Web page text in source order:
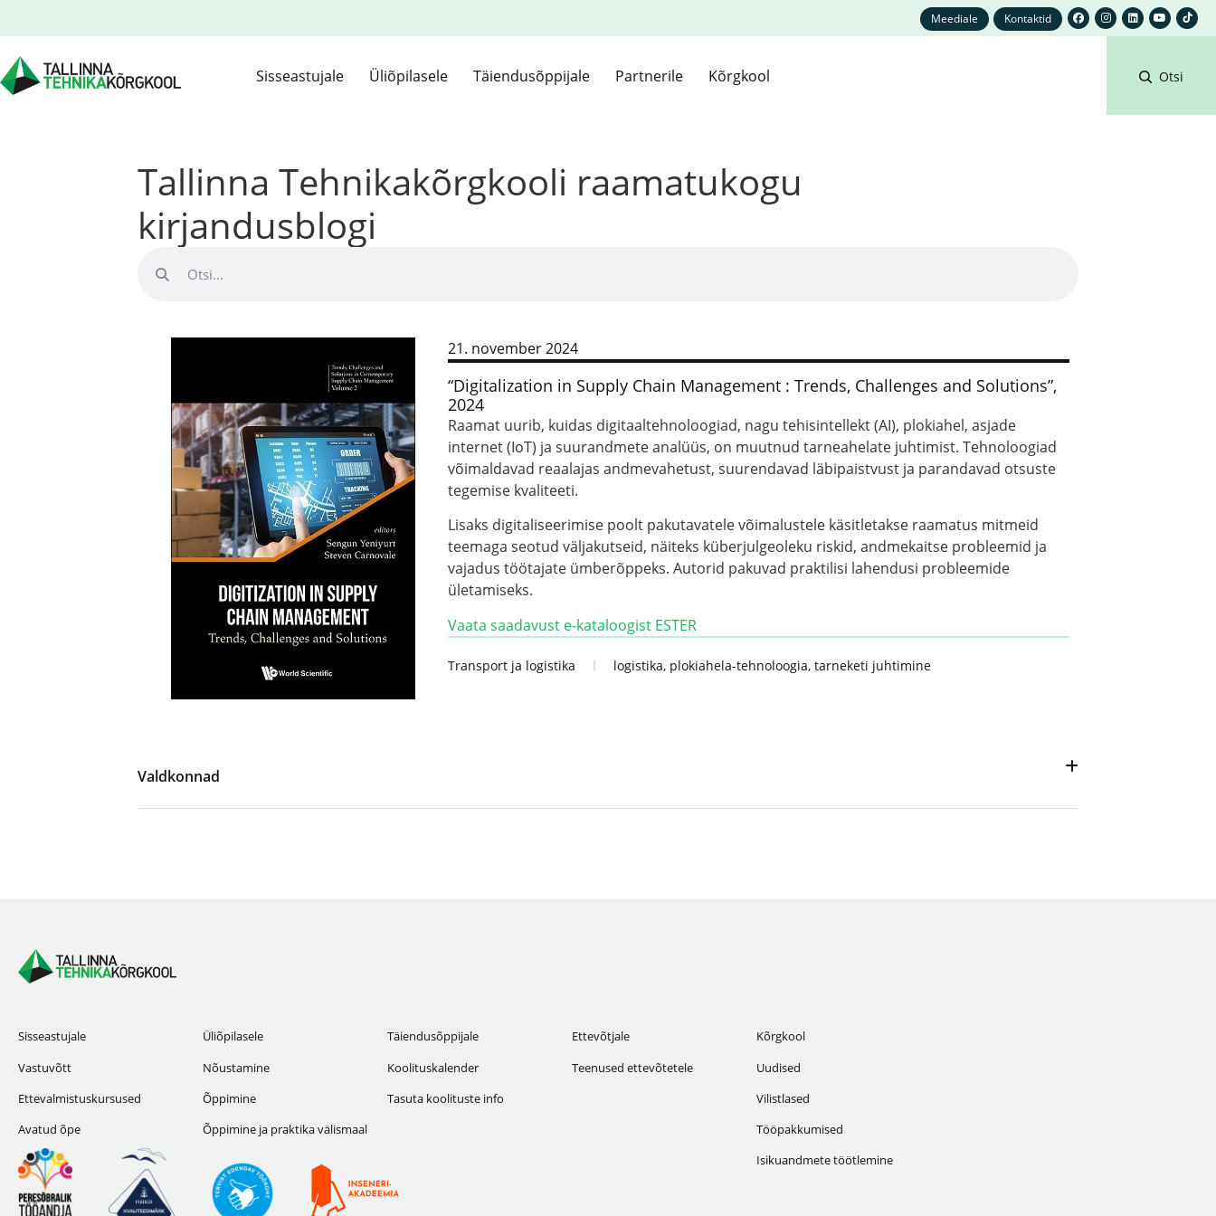
Meediale Kontaktid
Sisseastujale Üliõpilasele Täiendusõppijale Partnerile Kõrgkool Otsi
Tallinna Tehnikakõrgkooli raamatukogu
kirjandusblogi
21. november 2024
“Digitalization in Supply Chain Management : Trends, Challenges and Solutions”,
2024
Raamat uurib, kuidas digitaaltehnoloogiad, nagu tehisintellekt (AI), plokiahel, asjade
internet (IoT) ja suurandmete analüüs, on muutnud tarneahelate juhtimist. Tehnoloogiad
võimaldavad reaalajas andmevahetust, suurendavad läbipaistvust ja parandavad otsuste
tegemise kvaliteeti.
Lisaks digitaliseerimise poolt pakutavatele võimalustele käsitletakse raamatus mitmeid
teemaga seotud väljakutseid, näiteks küberjulgeoleku riskid, andmekaitse probleemid ja
vajadus töötajate ümberõppeks. Autorid pakuvad praktilisi lahendusi probleemide
ületamiseks.
Vaata saadavust e-kataloogist ESTER
Transport ja logistika logistika, plokiahela-tehnoloogia,tarneketi juhtimine
Valdkonnad
Sisseastujale
Vastuvõtt
Ettevalmistuskursused
Avatud õpe
Üliõpilasele
Nõustamine
Õppimine
Õppimine ja praktika välismaal
Täiendusõppijale
Koolituskalender
Tasuta koolituste info
Ettevõtjale
Teenused ettevõtetele
Kõrgkool
Uudised
Vilistlased
Tööpakkumised
Isikuandmete töötlemine